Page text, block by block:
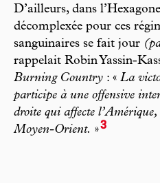
D’ailleurs, dans
décomplexée pour ces
sanguinaires se fait jour
rappelait Robin Yassin-
Burning Country : « La
participe à une offensive
droite qui affecte
Moyen-Orient. »3